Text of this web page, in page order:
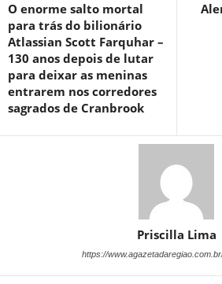
O enorme salto mortal
para trás do bilionário
Atlassian Scott Farquhar –
130 anos depois de lutar
para deixar as meninas
entrarem nos corredores
sagrados de Cranbrook
Priscilla Lima
https://